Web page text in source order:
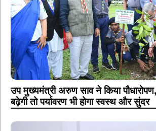
उप मुख्यमंत्री अरुण साव ने किया पौधारोपण,
बढ़ेगी तो पर्यावरण भी होगा स्वस्थ और सुंदर